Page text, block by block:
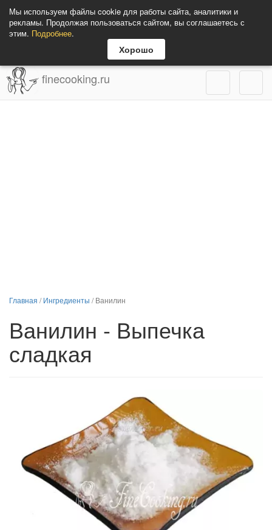
Мы используем файлы cookie для работы сайта, аналитики и
рекламы. Продолжая пользоваться сайтом, вы соглашаетесь с
этим. Подробнее.
Хорошо
finecooking.ru
Главная /Ингредиенты /Ванилин
Ванилин - Выпечка
сладкая